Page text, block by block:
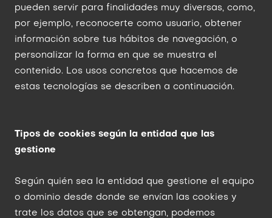
pueden servir para finalidades muy diversas, como,
por ejemplo, reconocerte como usuario, obtener
información sobre tus hábitos de navegación, o
personalizar la forma en que se muestra el
contenido. Los usos concretos que hacemos de
estas tecnologías se describen a continuación.
Tipos de cookies según la entidad que las
gestione
Según quién sea la entidad que gestione el equipo
o dominio desde donde se envían las cookies y
trate los datos que se obtengan, podemos